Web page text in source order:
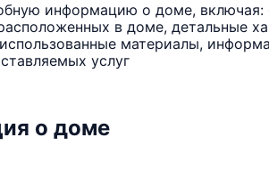
информацию о доме, включая:
в доме, детальные
материалы,
услуг
о доме